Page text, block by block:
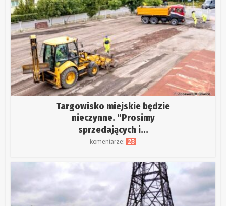
Targowisko miejskie będzie
nieczynne. “Prosimy
sprzedających i...
komentarze: 23